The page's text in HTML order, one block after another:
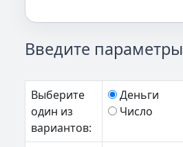
Введите параметры
Выберите
один из
вариантов:
Деньги
Число